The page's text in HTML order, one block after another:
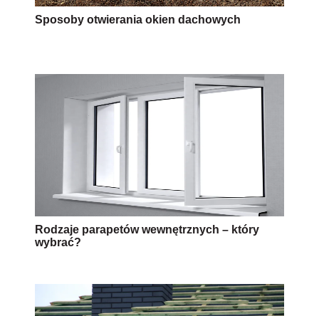
Sposoby otwierania okien dachowych
Rodzaje parapetów wewnętrznych – który
wybrać?